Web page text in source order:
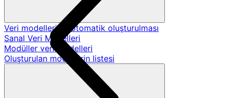
Veri modellerinin otomatik oluşturulması
Sanal Veri Modelleri
Modüller veri modelleri
Oluşturulan modellerin listesi